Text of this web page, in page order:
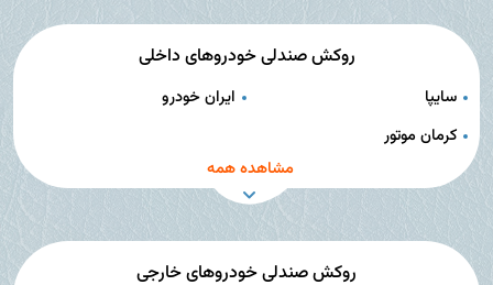
روکش صندلی خودروهای داخلی
سایپا
ایران خودرو
کرمان موتور
مشاهده همه
روکش صندلی خودروهای خارجی